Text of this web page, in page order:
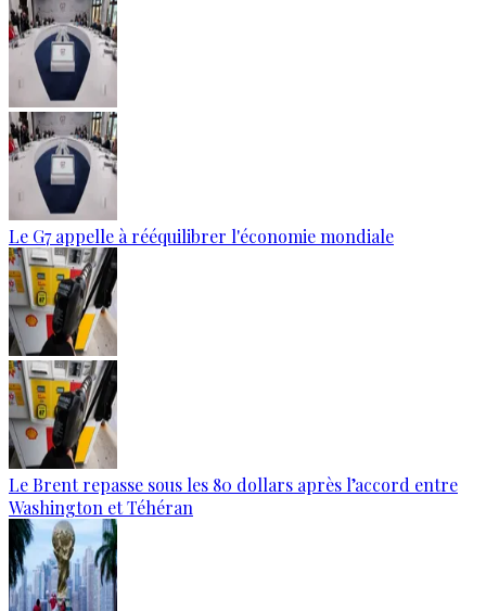
Le G7 appelle à rééquilibrer l'économie mondiale
Le Brent repasse sous les 80 dollars après l’accord entre
Washington et Téhéran